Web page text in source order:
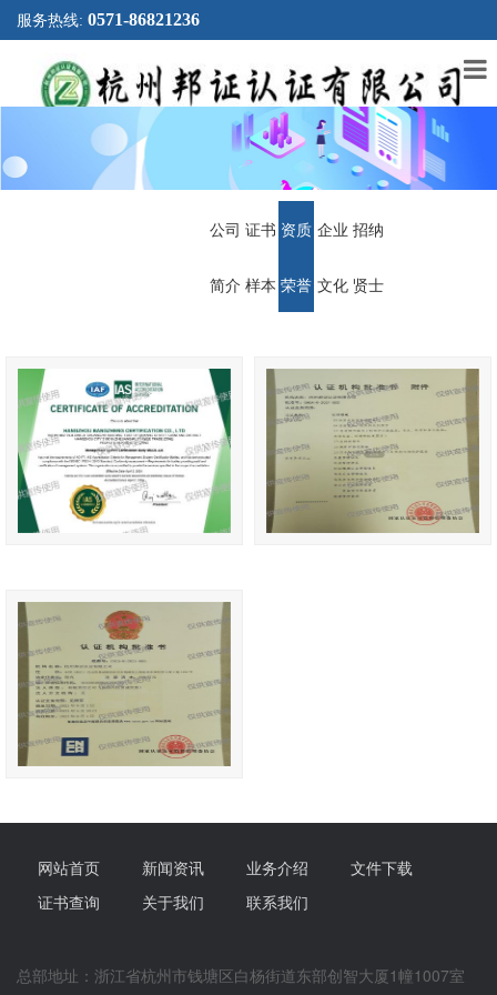
服务热线: 0571-86821236
公司
简介
证书
样本
资质
荣誉
企业
文化
招纳
贤士
网站首页 新闻资讯 业务介绍
文件下载
证书查询
关于我们 联系我们
总部地址：浙江省杭州市钱塘区白杨街道东部创智大厦1幢1007室